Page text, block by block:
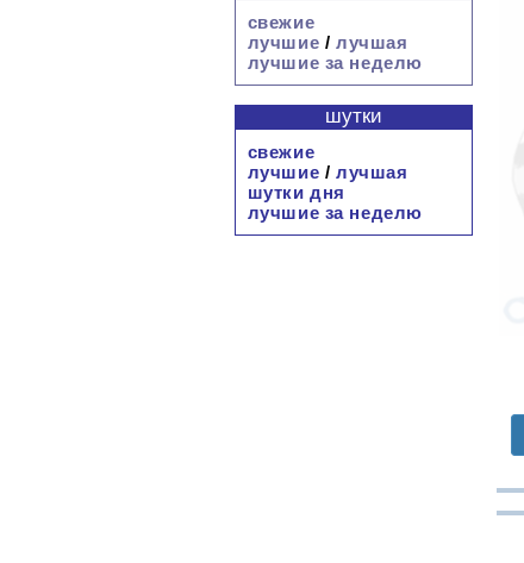
свежие
лучшие / лучшая
лучшие за неделю
шутки
свежие
лучшие / лучшая
шутки дня
лучшие за неделю